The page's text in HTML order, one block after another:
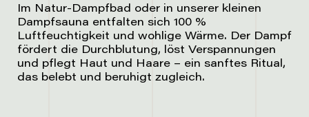
Im Natur-Dampfbad oder in unserer kleinen
Dampfsauna entfalten sich 100 %
Luftfeuchtigkeit und wohlige Wärme. Der Dampf
fördert die Durchblutung, löst Verspannungen
und pflegt Haut und Haare – ein sanftes Ritual,
das belebt und beruhigt zugleich.